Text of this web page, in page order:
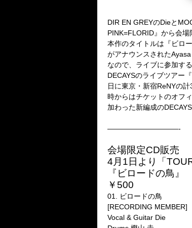
DIR EN GREYのDieと
PINK=FLORID』から会場
本作のタイトルは『ビロ
がアナウンスされた
なので、ライブに参加す
DECAYSのライブツアー
日に東京・新宿ReNYの
時からはチケットのオフ
加わった新編成の
——————————-
会場限定CD販売
4月1日より「
『ビロードの鳥』
￥500
01. ビロードの鳥
[RECORDING MEMBER]
Vocal & Guitar Die